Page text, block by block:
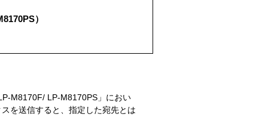
）
M8170F/ LP-M8170PS」におい
を送信すると、指定した宛先とは